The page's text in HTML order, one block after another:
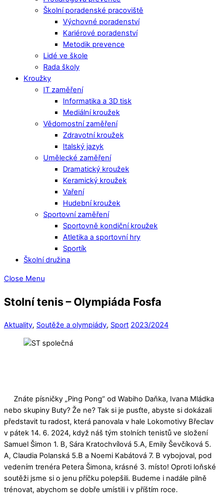
Školní poradenské pracoviště
Výchovné poradenství
Kariérové poradenství
Metodik prevence
Lidé ve škole
Rada školy
Kroužky
IT zaměření
Informatika a 3D tisk
Mediální kroužek
Vědomostní zaměření
Zdravotní kroužek
Italský jazyk
Umělecké zaměření
Dramatický kroužek
Keramický kroužek
Vaření
Hudební kroužek
Sportovní zaměření
Sportovně kondiční kroužek
Atletika a sportovní hry
Sportík
Školní družina
Close Menu
Stolní tenis – Olympiáda Fosfa
Aktuality, Soutěže a olympiády, Sport 2023/2024
Znáte písničky „Ping Pong“ od Wabiho Daňka, Ivana Mládka
nebo skupiny Buty? Že ne? Tak si je pusťte, abyste si dokázali
představit tu radost, která panovala v hale Lokomotivy Břeclav
v pátek 14. 6. 2024, když náš tým stolních tenistů ve složení
Samuel Šimon 1. B, Sára Kratochvílová 5.A, Emily Ševčíková 5.
A, Claudia Polanská 5.B a Noemi Kabátová 7. B vybojoval, pod
vedením trenéra Petera Šimona, krásné 3. místo! Oproti loňské
soutěži jsme si o jenu příčku polepšili. Budeme i nadále pilně
trénovat, abychom se dobře umístili i v příštím roce.